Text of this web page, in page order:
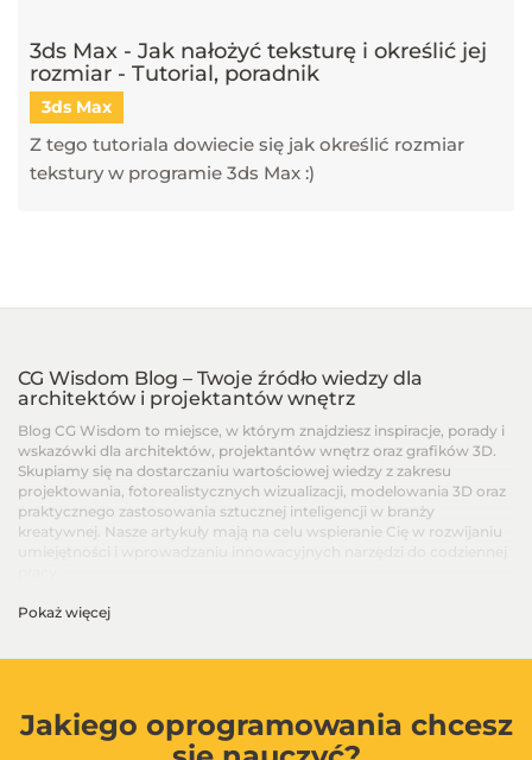
3ds Max - Jak nałożyć teksturę i określić jej
rozmiar - Tutorial, poradnik
3ds Max
Z tego tutoriala dowiecie się jak określić rozmiar
tekstury w programie 3ds Max :)
CG Wisdom Blog – Twoje źródło wiedzy dla
architektów i projektantów wnętrz
Blog CG Wisdom to miejsce, w którym znajdziesz inspiracje, porady i
wskazówki dla architektów, projektantów wnętrz oraz grafików 3D.
Skupiamy się na dostarczaniu wartościowej wiedzy z zakresu
projektowania, fotorealistycznych wizualizacji, modelowania 3D oraz
praktycznego zastosowania sztucznej inteligencji w branży
kreatywnej. Nasze artykuły mają na celu wspieranie Cię w rozwijaniu
Artykuły dla architektów i projektantów wnętrz –
się wiedzą na temat programów takich jak SketchUp, V-Ray, 3ds Max,
Blender, GstarCAD i innych, aby ułatwić Ci codzienną pracę i w pełni
Pokaż więcej
Jakiego oprogramowania chcesz